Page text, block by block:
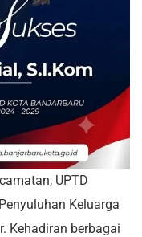
UPTD
Keluarga
Kehadiran berbagai